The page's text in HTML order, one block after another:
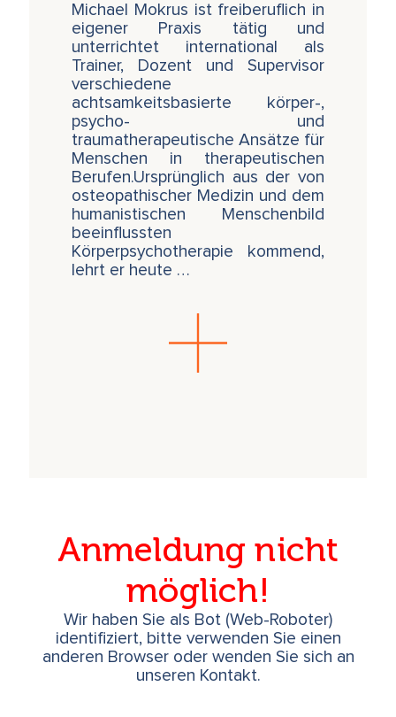
Michael Mokrus ist freiberuflich in
eigener Praxis tätig und
unterrichtet international als
Trainer, Dozent und Supervisor
verschiedene
achtsamkeitsbasierte körper-,
psycho- und
traumatherapeutische Ansätze für
Menschen in therapeutischen
Berufen.Ursprünglich aus der von
osteopathischer Medizin und dem
humanistischen Menschenbild
beeinflussten
Körperpsychotherapie kommend,
lehrt er heute …
Anmeldung nicht
möglich!
Wir haben Sie als Bot (Web-Roboter)
identifiziert, bitte verwenden Sie einen
anderen Browser oder wenden Sie sich an
unseren Kontakt.